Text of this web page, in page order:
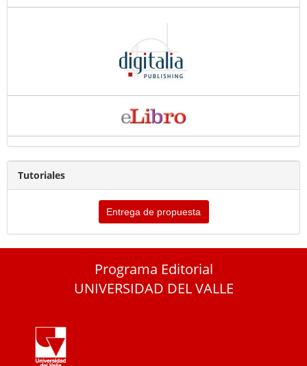
Tutoriales
Entrega de propuesta
Programa Editorial
UNIVERSIDAD DEL VALLE